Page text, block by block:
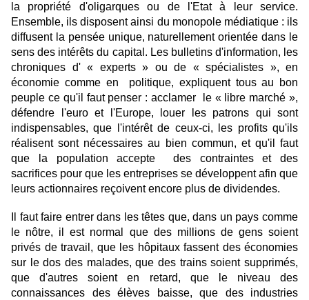
la propriété d'oligarques ou de l'Etat à leur service.
Ensemble, ils disposent ainsi du monopole médiatique : ils
diffusent la pensée unique, naturellement orientée dans le
sens des intérêts du capital. Les bulletins d'information, les
chroniques d' « experts » ou de « spécialistes », en
économie comme en politique, expliquent tous au bon
peuple ce qu'il faut penser : acclamer le « libre marché »,
défendre l'euro et l'Europe, louer les patrons qui sont
indispensables, que l'intérêt de ceux-ci, les profits qu'ils
réalisent sont nécessaires au bien commun, et qu'il faut
que la population accepte des contraintes et des
sacrifices pour que les entreprises se développent afin que
leurs actionnaires reçoivent encore plus de dividendes.
Il faut faire entrer dans les têtes que, dans un pays comme
le nôtre, il est normal que des millions de gens soient
privés de travail, que les hôpitaux fassent des économies
sur le dos des malades, que des trains soient supprimés,
que d'autres soient en retard, que le niveau des
connaissances des élèves baisse, que des industries